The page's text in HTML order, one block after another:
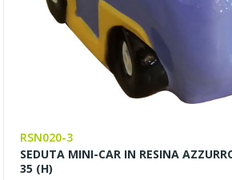
RSN020-3
SEDUTA MINI-CAR IN RESINA
35 (H)